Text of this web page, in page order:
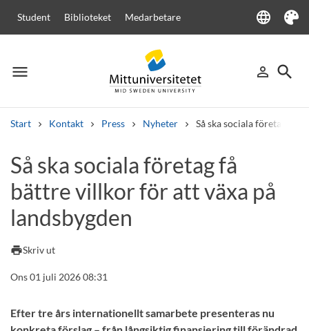
Student Biblioteket Medarbetare language
Language
Tema
menu
Meny person_outline
Logga in
search
Sök
Start Kontakt Press Nyheter Så ska sociala företag få
Andra söktjänster
Kurser och programKursplaner Välkomstbrev Personal
Lediga jobb
Så ska sociala företag få
bättre villkor för att växa på
landsbygden
printSkriv ut
Ons 01 juli 2026 08:31
Efter tre års internationellt samarbete presenteras nu